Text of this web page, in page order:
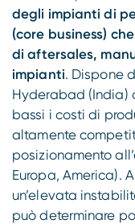
degli impianti di
(core business)
di aftersales,
impianti. Dispone
Hyderabad (India)
bassi i costi di
altamente
posizionamento
Europa, America).
un’elevata
può determinare